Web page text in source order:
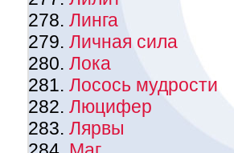
Линга
Личная сила
Лока
Лосось мудрости
Люцифер
Лярвы